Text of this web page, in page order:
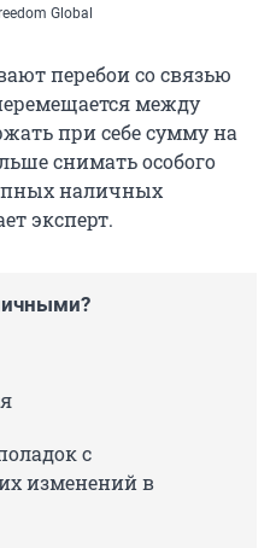
Global
перебои со связью
между
при себе сумму на
снимать особого
наличных
эксперт.
с
изменений в